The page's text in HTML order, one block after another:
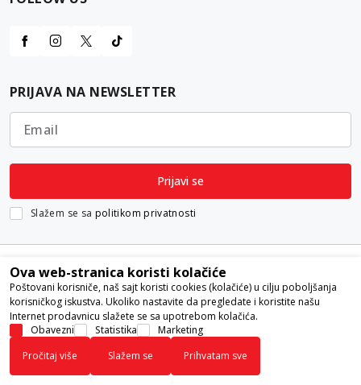
PRIJAVA NA NEWSLETTER
Email
Prijavi se
Slažem se sa politikom privatnosti
Nastojimo da budemo što precizniji u opisu proizvoda, prikazu slika i
samih cena, ali ne možemo garantovati da su sve informacije kompletne i
bez grešaka. Svi artikli prikazani na sajtu su deo naše ponude i ne
podrazumeva da su dostupni u svakom trenutku.
Ova web-stranica koristi kolačiće
Poštovani korisniče, naš sajt koristi cookies (kolačiće) u cilju poboljšanja
korisničkog iskustva. Ukoliko nastavite da pregledate i koristite našu
Internet prodavnicu slažete se sa upotrebom kolačića.
Obavezni
Statistika
Marketing
Pročitaj više
Slažem se Prihvatam sve